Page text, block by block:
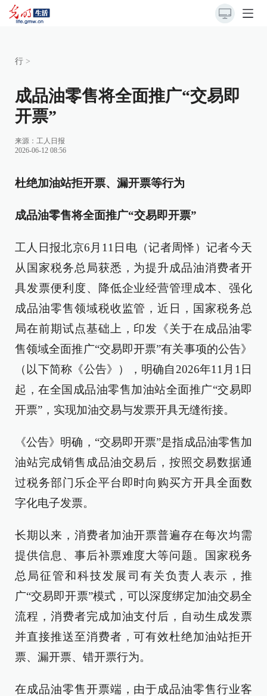
行 >
成品油零售将全面推广“交易即
开票”
来源： 工人日报
2026-06-12 08:56
杜绝加油站拒开票、漏开票等行为
成品油零售将全面推广“交易即开票”
工人日报北京6月11日电（记者周怿）记者今天
从国家税务总局获悉，为提升成品油消费者开
具发票便利度、降低企业经营管理成本、强化
成品油零售领域税收监管，近日，国家税务总
局在前期试点基础上，印发《关于在成品油零
售领域全面推广“交易即开票”有关事项的公告》
（以下简称《公告》），明确自2026年11月1日
起，在全国成品油零售加油站全面推广“交易即
开票”，实现加油交易与发票开具无缝衔接。
《公告》明确，“交易即开票”是指成品油零售加
油站完成销售成品油交易后，按照交易数据通
过税务部门乐企平台即时向购买方开具全面数
字化电子发票。
长期以来，消费者加油开票普遍存在每次均需
提供信息、事后补票难度大等问题。国家税务
总局征管和科技发展司有关负责人表示，推
广“交易即开票”模式，可以深度绑定加油交易全
流程，消费者完成加油支付后，自动生成发票
并直接推送至消费者，可有效杜绝加油站拒开
票、漏开票、错开票行为。
在成品油零售开票端，由于成品油零售行业客